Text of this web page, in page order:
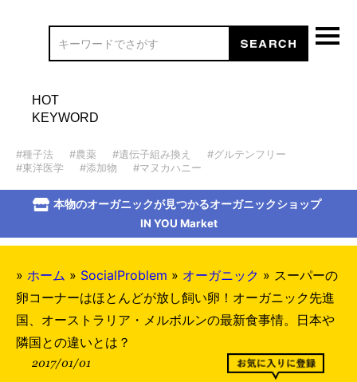
HOT
KEYWORD
#種子法 #農薬 #遺伝子組み換え
#グルテンフリー
#東洋医学
#添加物 #マヌカハニー
本物のオーガニックが見つかるオーガニックショップ
IN YOU Market
» ホーム » SocialProblem » オーガニック » スーパーの
卵コーナーはほとんどが放し飼い卵！オーガニック先進
国、オーストラリア・メルボルンの最新食事情。日本や
隣国との違いとは？
2017/01/01